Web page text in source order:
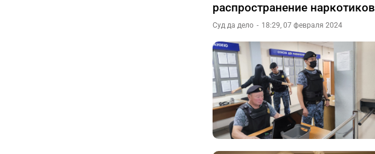
распространение наркотиков
Суд да дело 18:29, 07 февраля 2024